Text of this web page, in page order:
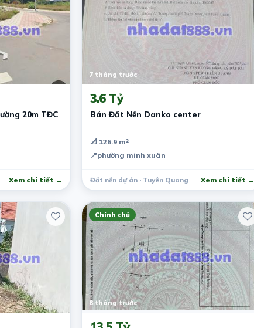
20m TĐC
Xem chi tiết →
7 tháng trước
3.6 Tỷ
Bán Đất Nền Danko center
📐 126.9 m²
📍phường minh xuân
Đất nền dự án · Tuyên Quang Xem chi tiết →
Chính chủ
8 tháng trước